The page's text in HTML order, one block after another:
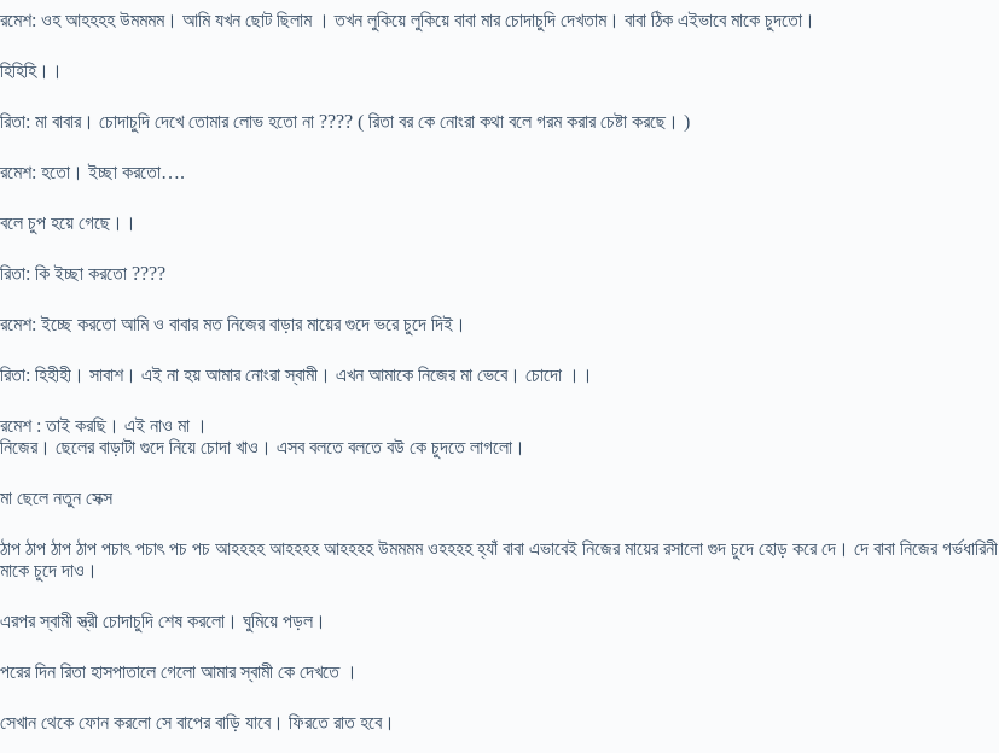
রমেশ: ওহ আহহহহ উমমমম। আমি যখন ছোট ছিলাম । তখন লুকিয়ে লুকিয়ে বাবা মার চোদাচুদি দেখতাম। বাবা ঠিক এইভাবে মাকে চুদতো।
হিহিহি।।
রিতা: মা বাবার। চোদাচুদি দেখে তোমার লোভ হতো না ???? ( রিতা বর কে নোংরা কথা বলে গরম করার চেষ্টা করছে। )
রমেশ: হতো। ইচ্ছা করতো….
বলে চুপ হয়ে গেছে।।
রিতা: কি ইচ্ছা করতো ????
রমেশ: ইচ্ছে করতো আমি ও বাবার মত নিজের বাড়ার মায়ের গুদে ভরে চুদে দিই।
রিতা: হিহীহী। সাবাশ। এই না হয় আমার নোংরা স্বামী। এখন আমাকে নিজের মা ভেবে। চোদো ।।
রমেশ : তাই করছি। এই নাও মা ।
নিজের। ছেলের বাড়াটা গুদে নিয়ে চোদা খাও। এসব বলতে বলতে বউ কে চুদতে লাগলো।
মা ছেলে নতুন সেক্স
ঠাপ ঠাপ ঠাপ ঠাপ পচাৎ পচাৎ পচ পচ আহহহহ আহহহহ আহহহহ উমমমম ওহহহহ হ্যাঁ বাবা এভাবেই নিজের মায়ের রসালো গুদ চুদে হোড় করে দে। দে বাবা নিজের গর্ভধারিনী
মাকে চুদে দাও।
এরপর স্বামী স্ত্রী চোদাচুদি শেষ করলো। ঘুমিয়ে পড়ল।
পরের দিন রিতা হাসপাতালে গেলো আমার স্বামী কে দেখতে ।
সেখান থেকে ফোন করলো সে বাপের বাড়ি যাবে। ফিরতে রাত হবে।